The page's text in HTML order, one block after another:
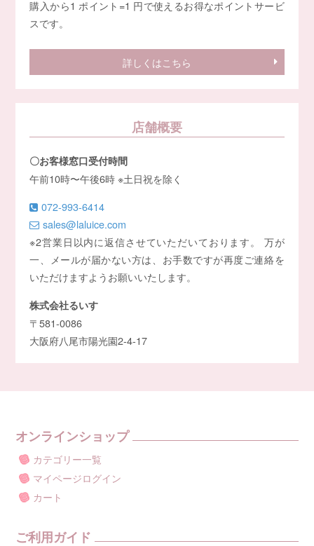
購入から1 ポイント=1 円で使えるお得なポイントサービ
スです。
詳しくはこちら
店舗概要
〇お客様窓口受付時間
午前10時〜午後6時 ※土日祝を除く
072-993-6414
sales@laluice.com
※2営業日以内に返信させていただいております。 万が
一、メールが届かない方は、お手数ですが再度ご連絡を
いただけますようお願いいたします。
株式会社るいす
〒581-0086
大阪府八尾市陽光園2-4-17
オンラインショップ
カテゴリー一覧
マイページログイン
カート
ご利用ガイド